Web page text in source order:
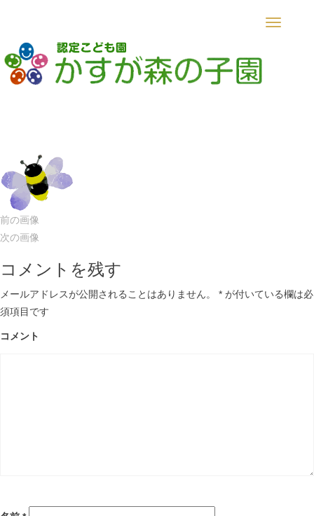
Toggle
前の画像
次の画像
コメントを残す
メールアドレスが公開されることはありません。 * が付いている欄は必
須項目です
コメント